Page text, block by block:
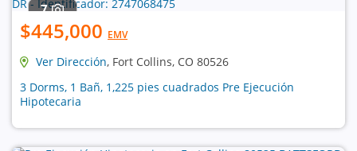
7
$445,000 EMV
Ver Dirección, Fort Collins, CO 80526
3 Dorms, 1 Bañ, 1,225 pies cuadrados Pre Ejecución
Hipotecaria